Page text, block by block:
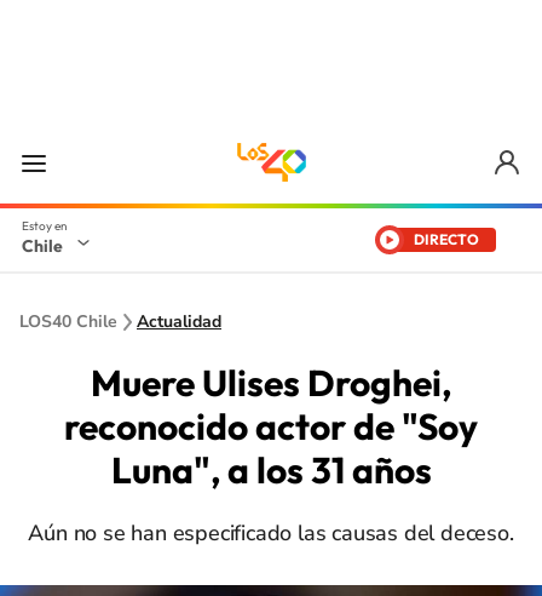
Chile DIRECTO
LOS40 Chile Actualidad
Muere Ulises Droghei,
reconocido actor de "Soy
Luna", a los 31 años
Aún no se han especificado las causas del deceso.